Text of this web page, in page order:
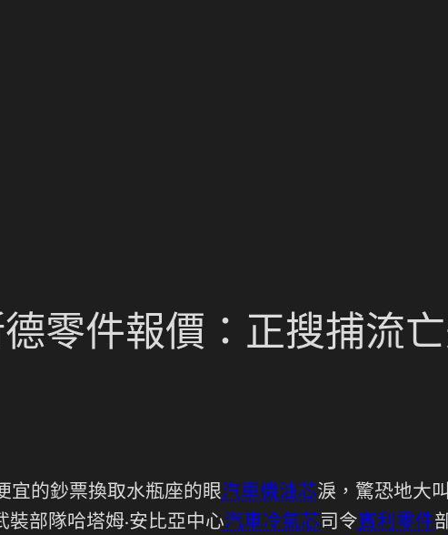
零件報價：正搜捕流
宜的鈔票換取水瓶座的眼汽車機油芯淚，驚恐地大
裝部隊哈塔姆·安比亞中心汽車冷氣芯司令賓利零件